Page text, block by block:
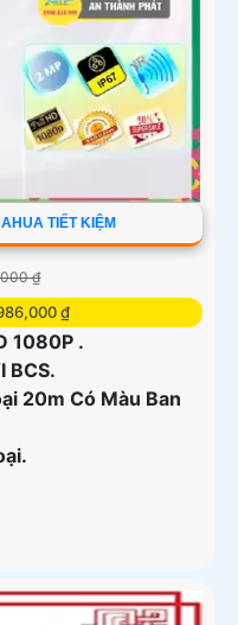
TIẾT KIỆM
₫
₫
1080P .
BCS.
20m Có Màu Ban